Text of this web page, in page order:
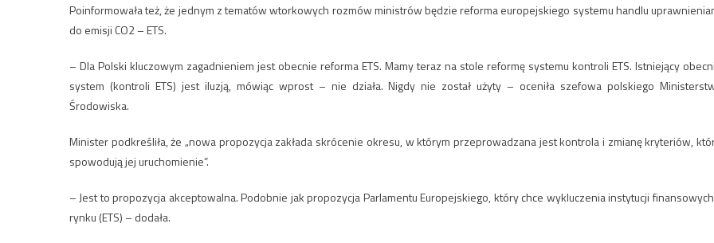
Poinformowała też, że jednym z tematów wtorkowych rozmów ministrów będzie reforma europejskiego systemu handlu
do emisji CO2 – ETS.
– Dla Polski kluczowym zagadnieniem jest obecnie reforma ETS. Mamy teraz na stole reformę systemu kontroli ETS. Istniejący
system (kontroli ETS) jest iluzją, mówiąc wprost – nie działa. Nigdy nie został użyty – oceniła szefowa polskiego
Środowiska.
Minister podkreśliła, że „nowa propozycja zakłada skrócenie okresu, w którym przeprowadzana jest kontrola i zmianę kryteriów,
spowodują jej uruchomienie”.
– Jest to propozycja akceptowalna. Podobnie jak propozycja Parlamentu Europejskiego, który chce wykluczenia instytucji
rynku (ETS) – dodała.